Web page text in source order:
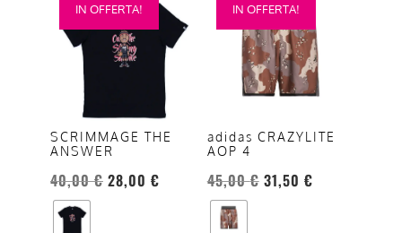
IN OFFERTA!
SCRIMMAGE THE
ANSWER
40,00€ 28,00 €
prodotto
ha
varianti.
opzioni
possono
essere
scelte
nella
IN OFFERTA!
adidas CRAZYLITE
AOP 4
45,00€ 31,50 €
prodotto
varianti.
opzioni
possono
essere
scelte
nella